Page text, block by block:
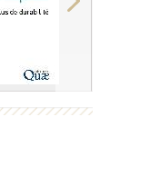
Next